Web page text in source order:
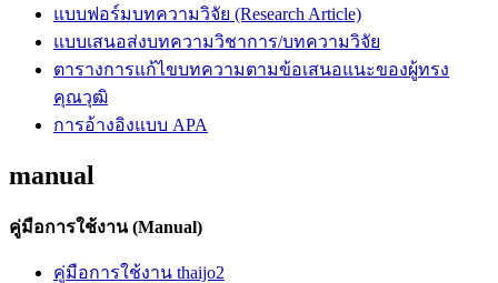
แบบฟอร์มบทความวิจัย (Research Article)
แบบเสนอส่งบทความวิชาการ/บทความวิจัย
ตารางการแก้ไขบทความตามข้อเสนอแนะของผู้ทรง
คุณวุฒิ
การอ้างอิงแบบ APA
manual
คู่มือการใช้งาน (Manual)
คู่มือการใช้งาน thaijo2